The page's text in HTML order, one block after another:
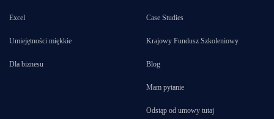
Excel
Umiejętności miękkie
Dla biznesu
Case Studies
Krajowy Fundusz Szkoleniowy
Blog
Mam pytanie
Odstąp od umowy tutaj